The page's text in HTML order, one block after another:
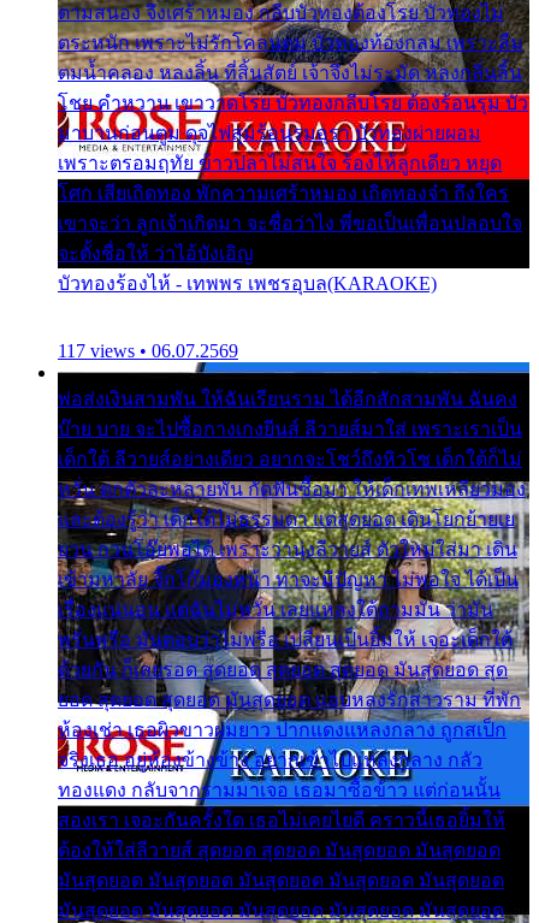
ตามสนอง จึงเศร้าหมอง กลีบบัวทองต้องโรย บัวทองไม่
ตระหนัก เพราะไม่รักโคลนตม บัวทองท้องกลม เพราะลืม
ตมน้ำคลอง หลงลิ้น ที่สิ้นสัตย์ เจ้าจึงไม่ระมัด หลงกลิ่นลิ้น
โชย คำหวาน เขาวาดโรย บัวทองกลีบโรย ต้องร้อนรุม บัว
มาบานก่อนตูม ดุจไฟสุมร้อนรุมอุรา บัวทองผ่ายผอม
เพราะตรอมฤทัย ข้าวปลาไม่สนใจ ร้องไห้ลูกเดียว หยุด
โศก เสียเถิดทอง พักความเศร้าหมอง เถิดทองจ๋า ถึงใคร
เขาจะว่า ลูกเจ้าเกิดมา จะชื่อว่าไง พี่ขอเป็นเพื่อนปลอบใจ
จะตั้งชื่อให้ ว่าไอ้บังเอิญ
บัวทองร้องไห้ - เทพพร เพชรอุบล(KARAOKE)
117 views • 06.07.2569
พ่อส่งเงินสามพัน ให้ฉันเรียนราม ได้อีกสักสามพัน ฉันคง
บ๊าย บาย จะไปซื้อกางเกงยีนส์ ลีวายส์มาใส่ เพราะเราเป็น
เด็กใต้ ลีวายส์อย่างเดียว อยากจะโชว์ถึงหิวโซ เด็กใต้ก็ไม่
หวั่น ตกตัวละหลายพัน กัดฟันซื้อมา ให้เด็กเทพเหลียวมอง
และต้องรู้ว่า เด็กใต้ไม่ธรรมดา แต่สุดยอด เดินโยกย้ายเย
ยวน กวนโอ๊ยพอได้ เพราะว่านุ่งลีวายส์ ตัวใหม่ใส่มา เดิน
เข้ามหาลัย จิ๊กโก๊มองหน้า ท่าจะมีปัญหา ไม่พอใจ ได้เป็น
เรื่องแน่นอน แต่ฉันไม่หวั่น เลยแหลงใต้ถามมัน ว่ามัน
พรั่นพรือ มันตอบว่าไม่พรื่อ เปลี่ยนเป็นยิ้มให้ เจอะเด็กใต้
ด้วยกัน ก็เลยรอด สุดยอด สุดยอด สุดยอด มันสุดยอด สุด
ยอด สุดยอด สุดยอด มันสุดยอด แอบหลงรักสาวราม ที่พัก
ห้องเช่า เธอผิวขาวผมยาว ปากแดงแหลงกลาง ถูกสเป็ก
จริงเธอ อยู่ห้องข้างข้าง อยากเข้าไปแหลงกลาง กลัว
ทองแดง กลับจากรามมาเจอ เธอมาซื้อข้าว แต่ก่อนนั้น
สองเรา เจอะกันครั้งใด เธอไม่เคยไยดี คราวนี้เธอยิ้มให้
ต้องให้ใส่ลีวายส์ สุดยอด สุดยอด มันสุดยอด มันสุดยอด
มันสุดยอด มันสุดยอด มันสุดยอด มันสุดยอด มันสุดยอด
มันสุดยอด มันสุดยอด มันสุดยอด มันสุดยอด มันสุดยอด